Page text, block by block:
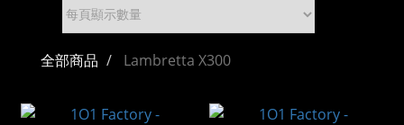
全部商品 Lambretta X300